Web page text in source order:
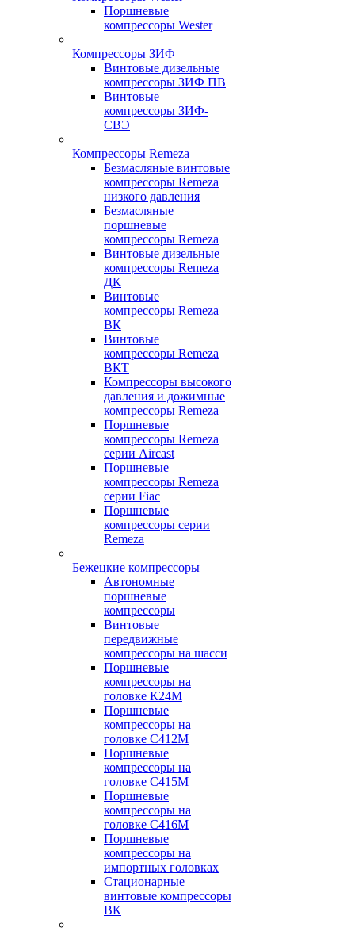
Поршневые
компрессоры Wester
Компрессоры ЗИФ
Винтовые дизельные
компрессоры ЗИФ ПВ
Винтовые
компрессоры ЗИФ-
СВЭ
Компрессоры Remeza
Безмасляные винтовые
компрессоры Remeza
низкого давления
Безмасляные
поршневые
компрессоры Remeza
Винтовые дизельные
компрессоры Remeza
ДК
Винтовые
компрессоры Remeza
ВК
Винтовые
компрессоры Remeza
ВКТ
Компрессоры высокого
давления и дожимные
компрессоры Remeza
Поршневые
компрессоры Remeza
серии Aircast
Поршневые
компрессоры Remeza
серии Fiac
Поршневые
компрессоры серии
Remeza
Бежецкие компрессоры
Автономные
поршневые
компрессоры
Винтовые
передвижные
компрессоры на шасси
Поршневые
компрессоры на
головке К24М
Поршневые
компрессоры на
головке С412М
Поршневые
компрессоры на
головке С415М
Поршневые
компрессоры на
головке С416М
Поршневые
компрессоры на
импортных головках
Стационарные
винтовые компрессоры
ВК